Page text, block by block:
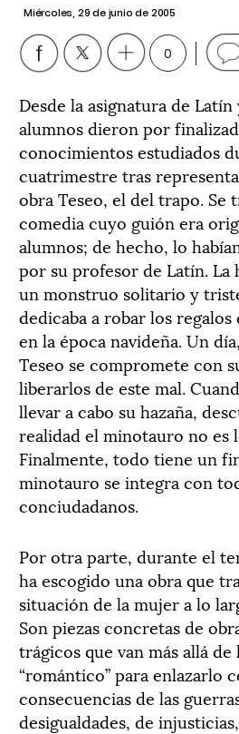
Miércoles, 29 de junio de 2005
0
Desde la asignatura de
alumnos dieron por
conocimientos estudiados
cuatrimestre tras
obra Teseo, el del trapo. Se
comedia cuyo guión era
alumnos; de hecho, lo
por su profesor de Latín. La
un monstruo solitario y
dedicaba a robar los
en la época navideña. Un
Teseo se compromete con
liberarlos de este mal.
llevar a cabo su hazaña,
realidad el minotauro no es
Finalmente, todo tiene un
minotauro se integra con
conciudadanos.
Por otra parte, durante el
ha escogido una obra que
situación de la mujer a lo
Son piezas concretas de
trágicos que van más allá
“romántico” para enlazarlo
consecuencias de las
desigualdades, de